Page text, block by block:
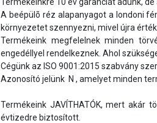
A beépülõ réz alapanyagot a londoni
környezetet szennyezni, mivel újra
Termékeink megfelelnek minden
engedéllyel rendelkeznek. Ahol
Cégünk az ISO 9001:2015 szabvány
Azonosító jelünk  N , amelyet minden
Termékeink JAVÍTHATÓK, mert akár
évtizedre biztosított.